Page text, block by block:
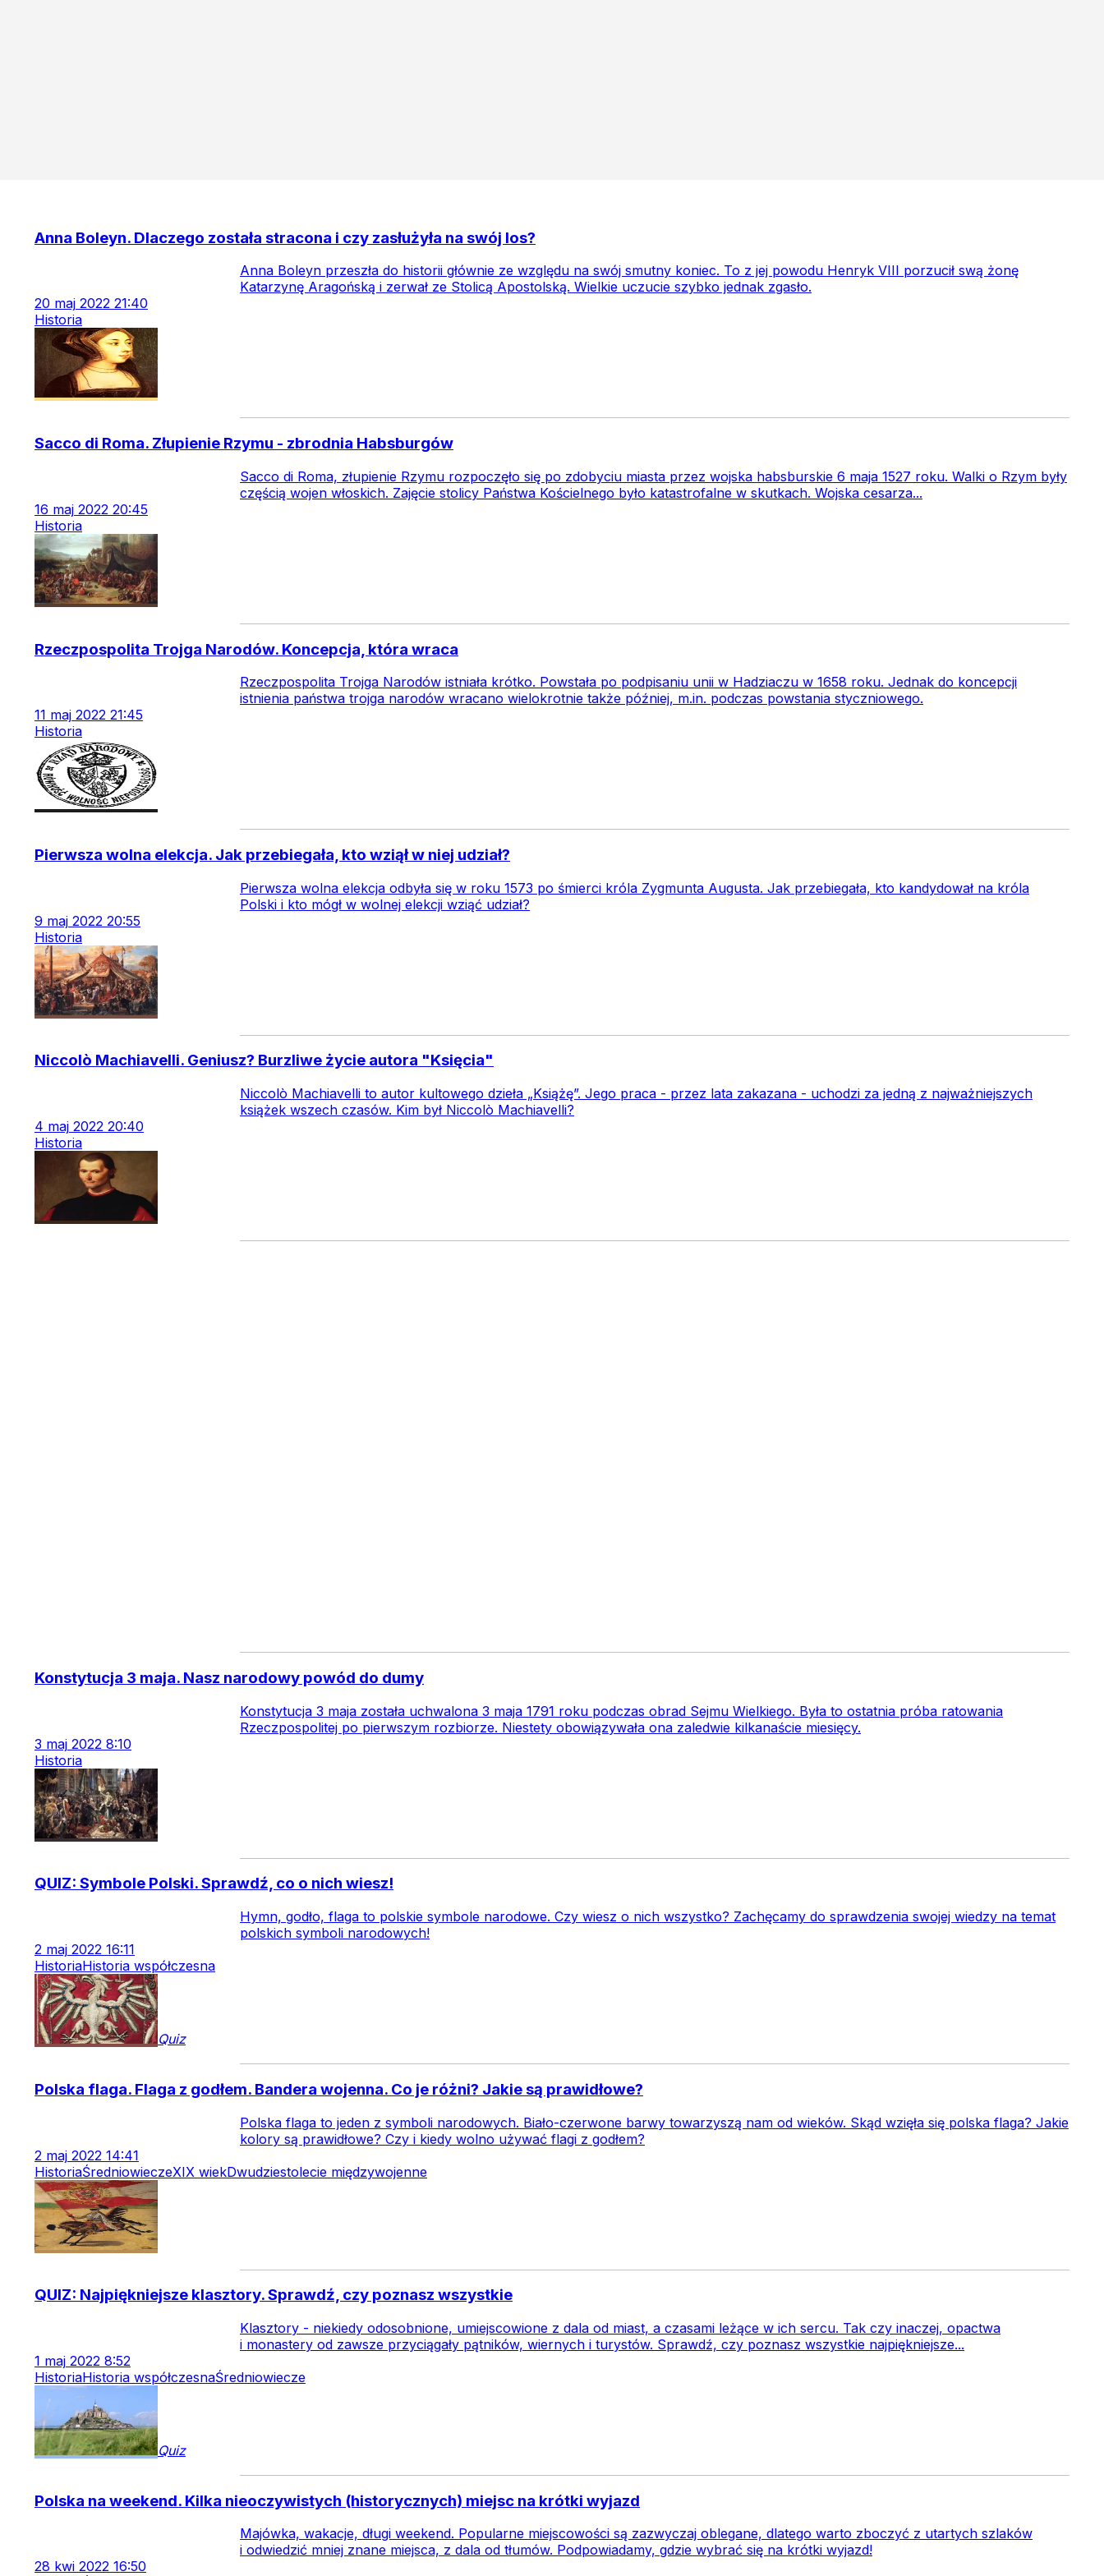
Anna Boleyn. Dlaczego została stracona i czy zasłużyła na swój los?
Anna Boleyn przeszła do historii głównie ze względu na swój smutny koniec. To z jej powodu Henryk VIII porzucił swą żonę
Katarzynę Aragońską i zerwał ze Stolicą Apostolską. Wielkie uczucie szybko jednak zgasło.
20 maj 2022 21:40
Historia
Sacco di Roma. Złupienie Rzymu - zbrodnia Habsburgów
Sacco di Roma, złupienie Rzymu rozpoczęło się po zdobyciu miasta przez wojska habsburskie 6 maja 1527 roku. Walki o Rzym były
częścią wojen włoskich. Zajęcie stolicy Państwa Kościelnego było katastrofalne w skutkach. Wojska cesarza...
16 maj 2022 20:45
Historia
Rzeczpospolita Trojga Narodów. Koncepcja, która wraca
Rzeczpospolita Trojga Narodów istniała krótko. Powstała po podpisaniu unii w Hadziaczu w 1658 roku. Jednak do koncepcji
istnienia państwa trojga narodów wracano wielokrotnie także później, m.in. podczas powstania styczniowego.
11 maj 2022 21:45
Historia
Pierwsza wolna elekcja. Jak przebiegała, kto wziął w niej udział?
Pierwsza wolna elekcja odbyła się w roku 1573 po śmierci króla Zygmunta Augusta. Jak przebiegała, kto kandydował na króla
Polski i kto mógł w wolnej elekcji wziąć udział?
9 maj 2022 20:55
Historia
Niccolò Machiavelli. Geniusz? Burzliwe życie autora "Księcia"
Niccolò Machiavelli to autor kultowego dzieła „Książę”. Jego praca - przez lata zakazana - uchodzi za jedną z najważniejszych
książek wszech czasów. Kim był Niccolò Machiavelli?
4 maj 2022 20:40
Historia
Konstytucja 3 maja. Nasz narodowy powód do dumy
Konstytucja 3 maja została uchwalona 3 maja 1791 roku podczas obrad Sejmu Wielkiego. Była to ostatnia próba ratowania
Rzeczpospolitej po pierwszym rozbiorze. Niestety obowiązywała ona zaledwie kilkanaście miesięcy.
3 maj 2022 8:10
Historia
QUIZ: Symbole Polski. Sprawdź, co o nich wiesz!
Hymn, godło, flaga to polskie symbole narodowe. Czy wiesz o nich wszystko? Zachęcamy do sprawdzenia swojej wiedzy na temat
polskich symboli narodowych!
2 maj 2022 16:11
HistoriaHistoria współczesna
Quiz
Polska flaga. Flaga z godłem. Bandera wojenna. Co je różni? Jakie są prawidłowe?
Polska flaga to jeden z symboli narodowych. Biało-czerwone barwy towarzyszą nam od wieków. Skąd wzięła się polska flaga? Jakie
kolory są prawidłowe? Czy i kiedy wolno używać flagi z godłem?
2 maj 2022 14:41
HistoriaŚredniowieczeXIX wiekDwudziestolecie międzywojenne
QUIZ: Najpiękniejsze klasztory. Sprawdź, czy poznasz wszystkie
Klasztory - niekiedy odosobnione, umiejscowione z dala od miast, a czasami leżące w ich sercu. Tak czy inaczej, opactwa
i monastery od zawsze przyciągały pątników, wiernych i turystów. Sprawdź, czy poznasz wszystkie najpiękniejsze...
1 maj 2022 8:52
HistoriaHistoria współczesnaŚredniowiecze
Quiz
Polska na weekend. Kilka nieoczywistych (historycznych) miejsc na krótki wyjazd
Majówka, wakacje, długi weekend. Popularne miejscowości są zazwyczaj oblegane, dlatego warto zboczyć z utartych szlaków
i odwiedzić mniej znane miejsca, z dala od tłumów. Podpowiadamy, gdzie wybrać się na krótki wyjazd!
28 kwi 2022 16:50